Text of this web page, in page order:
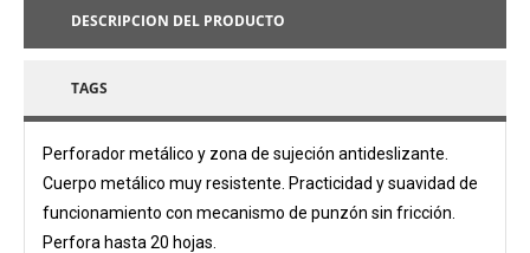
DESCRIPCION DEL PRODUCTO
TAGS
Perforador metálico y zona de sujeción antideslizante.
Cuerpo metálico muy resistente. Practicidad y suavidad de
funcionamiento con mecanismo de punzón sin fricción.
Perfora hasta 20 hojas.